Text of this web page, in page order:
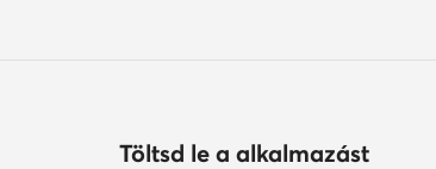
Töltsd le a alkalmazást